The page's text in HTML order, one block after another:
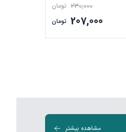
230,000 تومان
207,000 تومان
مشاهده بیشتر